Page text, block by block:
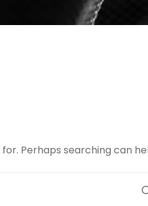
Perhaps searching can